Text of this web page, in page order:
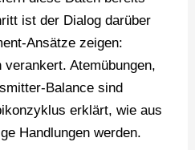
ist der Dialog darüber
Ansätze zeigen:
Atemübungen,
Balance sind
erklärt, wie aus
Handlungen werden.